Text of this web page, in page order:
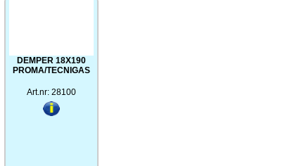
DEMPER 18X190
PROMA/TECNIGAS
Art.nr: 28100